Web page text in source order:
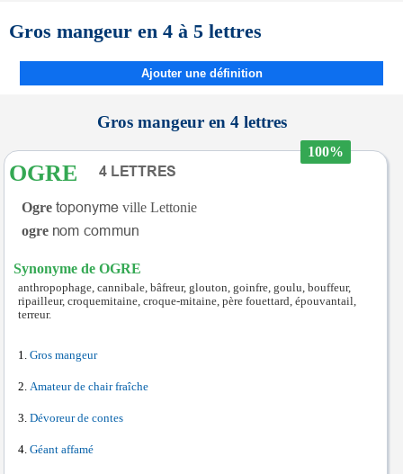
Gros mangeur en 4 à 5 lettres
Ajouter une définition
Gros mangeur en 4 lettres
100%
OGRE
Ogre
ville Lettonie
ogre
Synonyme de OGRE
anthropophage, cannibale, bâfreur, glouton, goinfre, goulu, bouffeur,
ripailleur, croquemitaine, croque-mitaine, père fouettard, épouvantail,
terreur.
Gros mangeur
Amateur de chair fraîche
Dévoreur de contes
Géant affamé